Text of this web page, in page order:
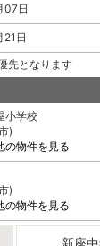
07日
日
先となります
小学校
)
の物件を見る
)
の物件を見る
新座